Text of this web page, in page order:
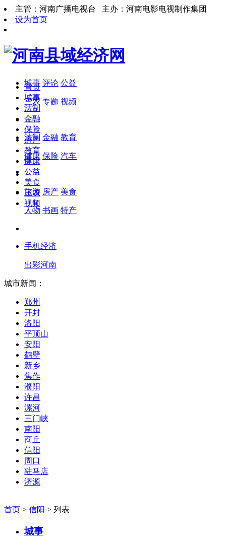
主管：河南广播电视台 主办：河南电影电视制作集团
设为首页
城事 评论 公益
三农 专题 视频
法制 金融 教育
健康 保险 汽车
旅游 房产 美食
人物 书画 特产
手机经济
出彩河南
首页
城事
法制
金融
保险
房产
教育
健康
公益
美食
三农
视频
城市新闻：
郑州
开封
洛阳
平顶山
安阳
鹤壁
新乡
焦作
濮阳
许昌
漯河
三门峡
南阳
商丘
信阳
周口
驻马店
济源
首页 > 信阳 > 列表
城事